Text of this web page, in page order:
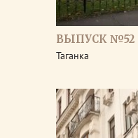
ВЫПУСК №52
Таганка